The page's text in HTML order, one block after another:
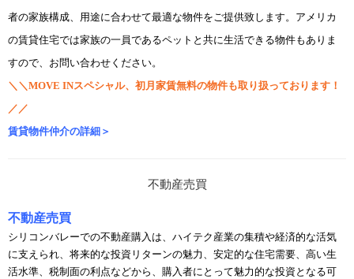
者の家族構成、用途に合わせて最適な物件をご提供致します。 アメリカ
の賃貸住宅では家族の一員であるペットと共に生活できる物件もありま
すので、お問い合わせください。
＼＼MOVE INスペシャル、初月家賃無料の物件も取り扱っております！
／／
賃貸物件仲介の詳細＞
不動産売買
シリコンバレーでの不動産購入は、ハイテク産業の集積や経済的な活気
に支えられ、将来的な投資リターンの魅力、安定的な住宅需要、高い生
活水準、税制面の利点な どから、購入者にとって魅力的な投資となる可